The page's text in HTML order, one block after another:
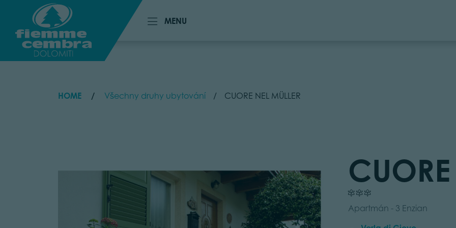
MENU
MENU
HOME Všechny druhy ubytování CUORE NEL MÜLLER
Apartmán - 3 Enzian